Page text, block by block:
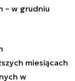
– w grudniu
miesiącach
w